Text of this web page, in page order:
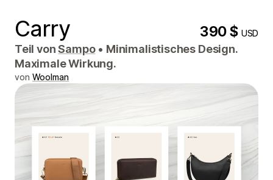
Carry 390 $USD
Teil vonSampo • Minimalistisches Design.
Maximale Wirkung.
von Woolman